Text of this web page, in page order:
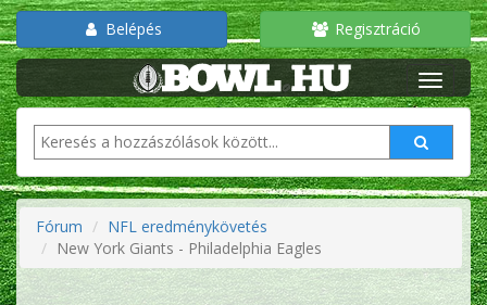
Belépés Regisztráció
Fórum
NFL eredménykövetés
New York Giants - Philadelphia Eagles